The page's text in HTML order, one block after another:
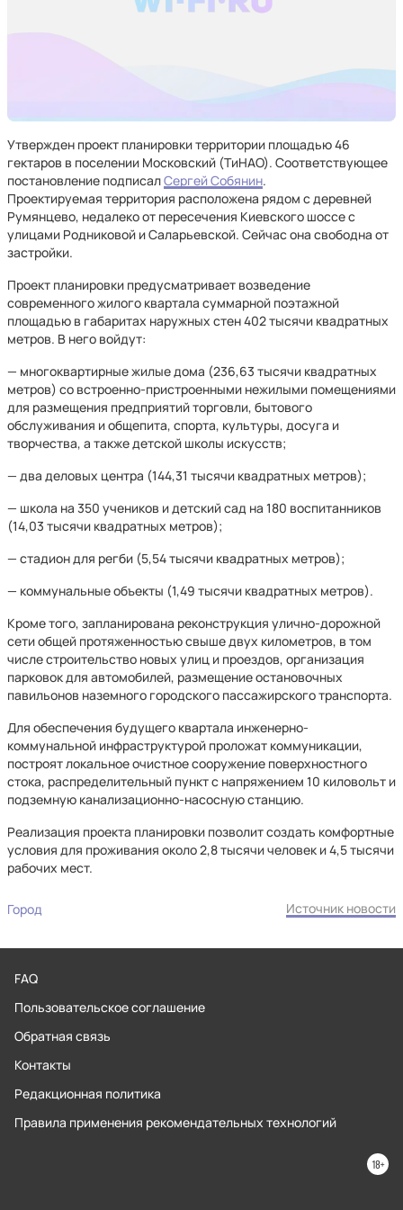
Утвержден проект планировки территории площадью 46
гектаров в поселении Московский (ТиНАО). Соответствующее
постановление подписалСергей Собянин.
Проектируемая территория расположена рядом с деревней
Румянцево, недалеко от пересечения Киевского шоссе с
улицами Родниковой и Саларьевской. Сейчас она свободна от
застройки.
Проект планировки предусматривает возведение
современного жилого квартала суммарной поэтажной
площадью в габаритах наружных стен 402 тысячи квадратных
метров. В него войдут:
— многоквартирные жилые дома (236,63 тысячи квадратных
метров) со встроенно-пристроенными нежилыми помещениями
для размещения предприятий торговли, бытового
обслуживания и общепита, спорта, культуры, досуга и
творчества, а также детской школы искусств;
— два деловых центра (144,31 тысячи квадратных метров);
— школа на 350 учеников и детский сад на 180 воспитанников
(14,03 тысячи квадратных метров);
— стадион для регби (5,54 тысячи квадратных метров);
— коммунальные объекты (1,49 тысячи квадратных метров).
Кроме того, запланирована реконструкция улично-дорожной
сети общей протяженностью свыше двух километров, в том
числе строительство новых улиц и проездов, организация
парковок для автомобилей, размещение остановочных
павильонов наземного городского пассажирского транспорта.
Для обеспечения будущего квартала инженерно-
коммунальной инфраструктурой проложат коммуникации,
построят локальное очистное сооружение поверхностного
стока, распределительный пункт с напряжением 10 киловольт и
подземную канализационно-насосную станцию.
Реализация проекта планировки позволит создать комфортные
условия для проживания около 2,8 тысячи человек и 4,5 тысячи
рабочих мест.
Город Источник новости
FAQ
Пользовательское соглашение
Обратная связь
Контакты
Редакционная политика
Правила применения рекомендательных технологий